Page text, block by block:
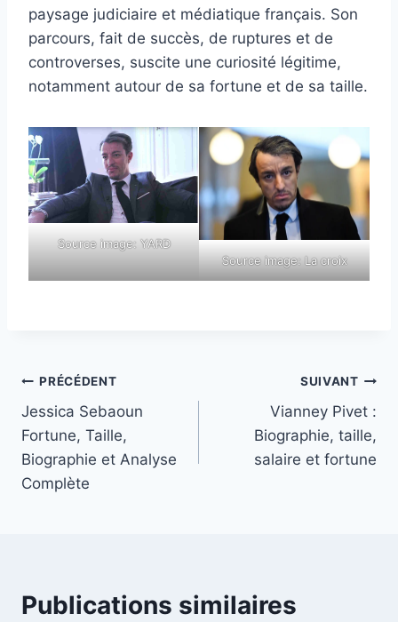
paysage judiciaire et médiatique français. Son
parcours, fait de succès, de ruptures et de
controverses, suscite une curiosité légitime,
notamment autour de sa fortune et de sa taille.
Source image: YARD
Source image: La croix
Navigation
de
l’article
PRÉCÉDENT
Jessica Sebaoun
Fortune, Taille,
Biographie et Analyse
Complète
SUIVANT
Vianney Pivet :
Biographie, taille,
salaire et fortune
Publications similaires